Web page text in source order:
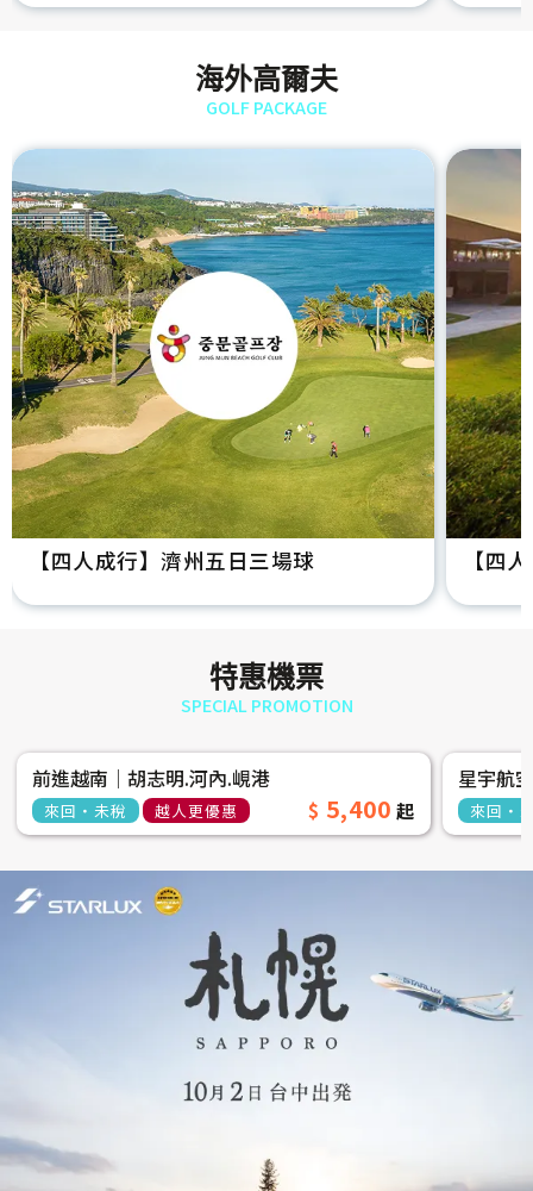
海外高爾夫
GOLF PACKAGE
【四人成行】濟州五日三場球 【四
特惠機票
SPECIAL PROMOTION
前進越南│胡志明.河內.峴港
來回‧未稅 越人更優惠 5,400
星宇航
來回‧